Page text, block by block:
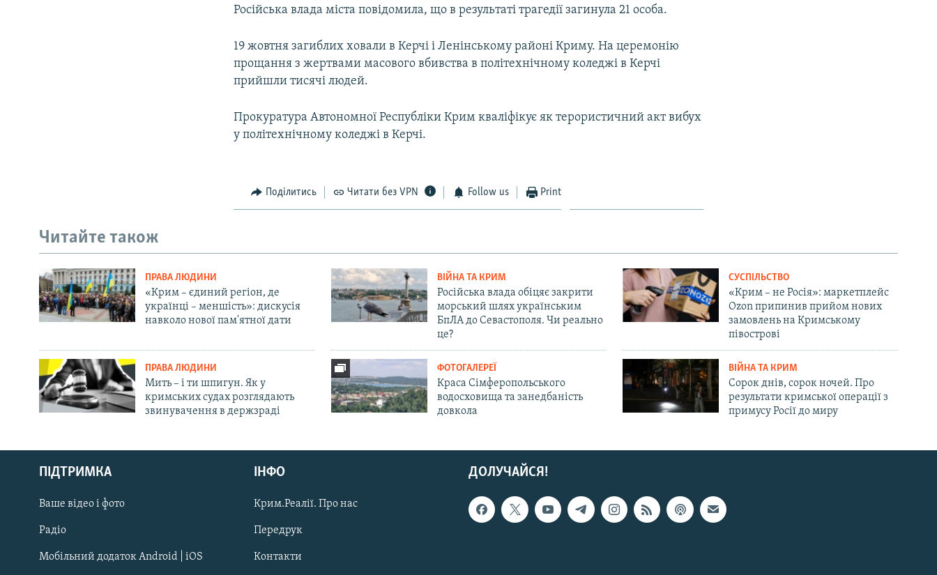
Русский
Qırımtatar
ДОЛУЧАЙСЯ!
Російська влада міста повідомила, що в результаті трагедії загинула 21 особа.
19 жовтня загиблих ховали в Керчі і Ленінському районі Криму. На церемонію
прощання з жертвами масового вбивства в політехнічному коледжі в Керчі
прийшли тисячі людей.
Прокуратура Автономної Республіки Крим кваліфікує як терористичний акт вибух
у політехнічному коледжі в Керчі.
Поділитись Читати без VPN Follow us Print
Читайте також
ПРАВА ЛЮДИНИ
«Крим – єдиний регіон, де
українці – меншість»: дискусія
навколо нової пам'ятної дати
ВІЙНА ТА КРИМ
Російська влада обіцяє закрити
морський шлях українським
БпЛА до Севастополя. Чи реально
це?
СУСПІЛЬСТВО
«Крим – не Росія»: маркетплейс
Ozon припинив прийом нових
замовлень на Кримському
півострові
ПРАВА ЛЮДИНИ
Мить – і ти шпигун. Як у
кримських судах розглядають
звинувачення в держзраді
ФОТОГАЛЕРЕЇ
Краса Сімферопольського
водосховища та занедбаність
довкола
ВІЙНА ТА КРИМ
Сорок днів, сорок ночей. Про
результати кримської операції з
примусу Росії до миру
ДОЛУЧАЙСЯ!
ПІДТРИМКА
Ваше відео і фото
Радіо
Мобільний додаток Android | iOS
ІНФО
Крим.Реалії. Про нас
Передрук
Контакти